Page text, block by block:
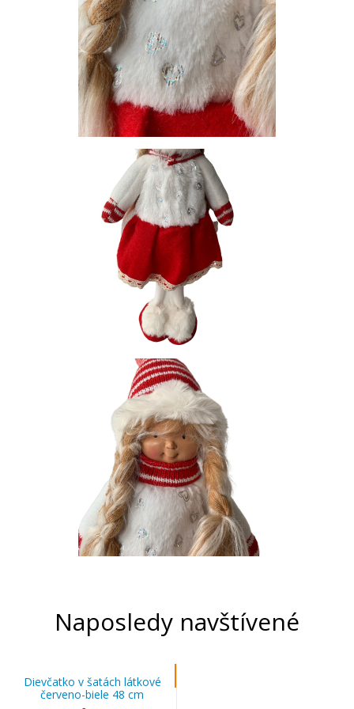
Naposledy navštívené
Dievčatko v šatách látkové
červeno-biele 48 cm